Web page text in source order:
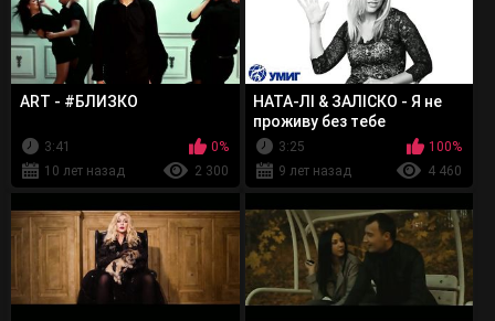
ART - #БЛИЗКО
3:41
0%
10 лет назад
2 300
НАТА-ЛІ & ЗАЛІСКО - Я не
проживу без тебе
3:25
100%
9 лет назад
4 460